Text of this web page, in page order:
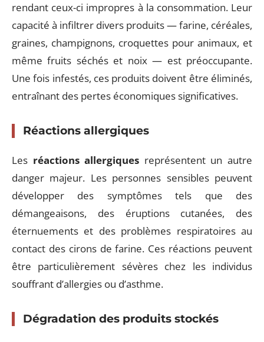
rendant ceux-ci impropres à la consommation. Leur
capacité à infiltrer divers produits — farine, céréales,
graines, champignons, croquettes pour animaux, et
même fruits séchés et noix — est préoccupante.
Une fois infestés, ces produits doivent être éliminés,
entraînant des pertes économiques significatives.
Réactions allergiques
Les réactions allergiques représentent un autre
danger majeur. Les personnes sensibles peuvent
développer des symptômes tels que des
démangeaisons, des éruptions cutanées, des
éternuements et des problèmes respiratoires au
contact des cirons de farine. Ces réactions peuvent
être particulièrement sévères chez les individus
souffrant d’allergies ou d’asthme.
Dégradation des produits stockés